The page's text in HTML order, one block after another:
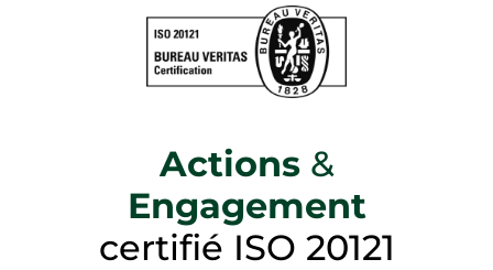
Actions &
Engagement
certifié ISO 20121